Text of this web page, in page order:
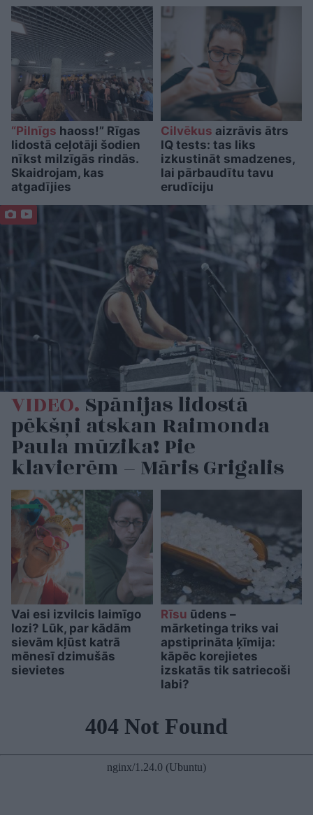
“Pilnīgs haoss!” Rīgas
lidostā ceļotāji šodien
nīkst milzīgās rindās.
Skaidrojam, kas
atgadījies
Cilvēkus aizrāvis ātrs
IQ tests: tas liks
izkustināt smadzenes,
lai pārbaudītu tavu
erudīciju
VIDEO. Spānijas lidostā
pēkšņi atskan Raimonda
Paula mūzika! Pie
klavierēm – Māris Grigalis
Vai esi izvilcis laimīgo
lozi? Lūk, par kādām
sievām kļūst katrā
mēnesī dzimušās
sievietes
Rīsu ūdens –
mārketinga triks vai
apstiprināta ķīmija:
kāpēc korejietes
izskatās tik satriecoši
labi?